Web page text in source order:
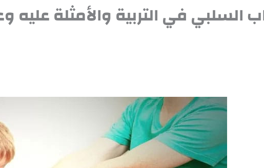
السلبي في التربية والأمثلة عليه